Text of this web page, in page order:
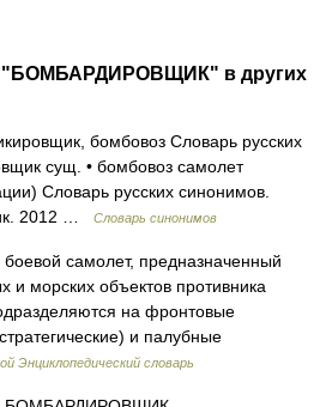
"БОМБАРДИРОВЩИК" в других
бомбовоз Словарь русских
сущ. • бомбовоз самолет
Словарь русских синонимов.
2012 …
Словарь синонимов
самолет, предназначенный
и морских объектов противника
на фронтовые
и палубные
Энциклопедический словарь